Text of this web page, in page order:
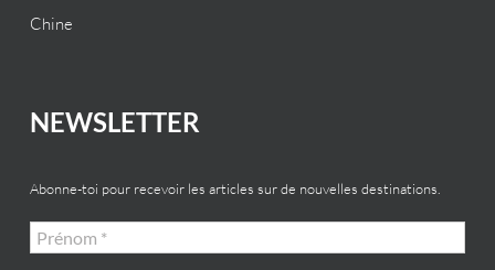
Chine
NEWSLETTER
Abonne-toi pour recevoir les articles sur de nouvelles destinations.
Prénom
*